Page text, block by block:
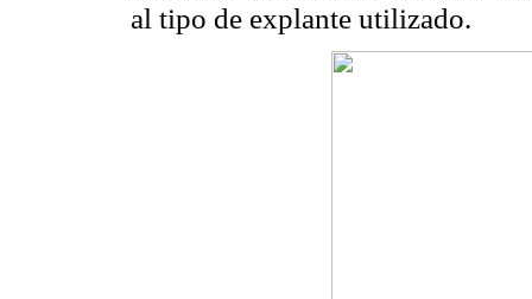
al tipo de explante utilizado.